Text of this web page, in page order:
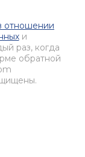
отношении
и
раз, когда
обратной